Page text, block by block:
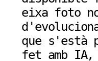
eixa foto
que s'està
fet amb